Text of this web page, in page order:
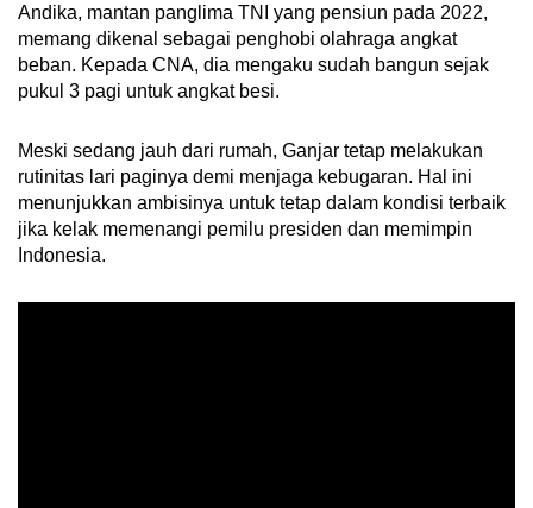
Andika, mantan panglima TNI yang pensiun pada 2022,
memang dikenal sebagai penghobi olahraga angkat
beban. Kepada CNA, dia mengaku sudah bangun sejak
pukul 3 pagi untuk angkat besi.
Meski sedang jauh dari rumah, Ganjar tetap melakukan
rutinitas lari paginya demi menjaga kebugaran. Hal ini
menunjukkan ambisinya untuk tetap dalam kondisi terbaik
jika kelak memenangi pemilu presiden dan memimpin
Indonesia.